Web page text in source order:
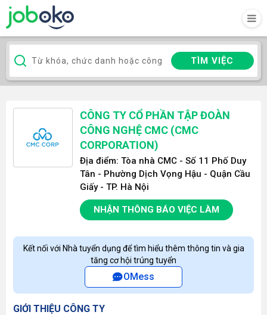
TÌM VIỆC
CÔNG TY CỔ PHẦN TẬP ĐOÀN
CÔNG NGHỆ CMC (CMC
CORPORATION)
Địa điểm: Tòa nhà CMC - Số 11 Phố Duy
Tân - Phường Dịch Vọng Hậu - Quận Cầu
Giấy - TP. Hà Nội
NHẬN THÔNG BÁO VIỆC LÀM
Kết nối với Nhà tuyển dụng để tìm hiểu thêm thông tin và gia
tăng cơ hội trúng tuyển
OMess
GIỚI THIỆU CÔNG TY